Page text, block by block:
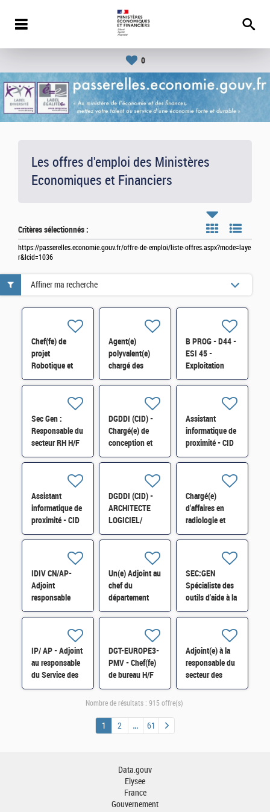
0
Les offres d'emploi des Ministères
Economiques et Financiers
Critères sélectionnés :
https://passerelles.economie.gouv.fr/offre-de-emploi/liste-offres.aspx?mode=laye
r&lcid=1036
Chef(fe) de
projet
Robotique et
Industrie du
SDTME-081 H/F
Agent(e)
polyvalent(e)
chargé des
fonctions de
d'accueil, de
courrier et de
manutention
(H/F)
B PROG - D44 -
ESI 45 -
Exploitation
applicative H/F
Sec Gen :
Responsable du
secteur RH H/F
DGDDI (CID) -
Chargé(e) de
conception et
de
Assistant
informatique de
proximité - CID
34 -B PAU -
Assistant
informatique de
proximité - CID
34 - B - PAU -
DGDDI (CID) -
ARCHITECTE
LOGICIEL/
GESTIONNAIRE
Chargé(e)
d'affaires en
radiologie et
physique
IDIV CN/AP-
Adjoint
responsable
division
Humaines -
Formation
Professionnelle
H/F
Un(e) Adjoint au
chef du
département
Comptabilité
SEC:GEN
Spécialiste des
outils d'aide à la
traduction H/F
IP/ AP - Adjoint
au responsable
du Service des
Impôts des
DGT-EUROPE3-
PMV - Chef(fe)
de bureau H/F
Adjoint(e) à la
responsable du
secteur des
distinctions
Affiner ma recherche
Nombre de résultats : 915 offre(s)
1 2 61
Data.gouv
Elysee
France
Gouvernement